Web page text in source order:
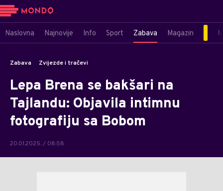
Naslovna Najnovije Info Sport Zabava Magazin
Zabava Zvijezde i tračevi
Lepa Brena se bakšari na
Tajlandu: Objavila intimnu
fotografiju sa Bobom
20.01.2025. / 08:58